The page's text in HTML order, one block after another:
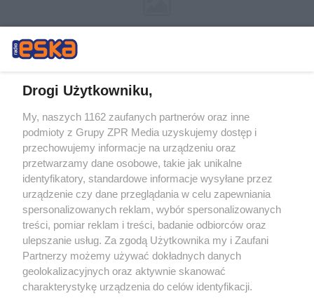
Żaden utwór zamieszczony w serwisie nie może być powielany i
rozpowszechniany lub dalej rozpowszechniany w jakikolwiek sposób (w
tym także elektroniczny lub mechaniczny) na jakimkolwiek polu
eksploatacji w jakiejkolwiek formie, włącznie z umieszczaniem w
Internecie bez pisemnej zgody właściciela praw. Jakiekolwiek użycie lub
wykorzystanie utworów w całości lub w części z naruszeniem prawa,
tzn. bez właściwej zgody, jest zabronione pod groźbą kary i może być
ścigane prawnie.
Drogi Użytkowniku,
My, naszych 1162 zaufanych partnerów oraz inne
podmioty z Grupy ZPR Media uzyskujemy dostęp i
przechowujemy informacje na urządzeniu oraz
przetwarzamy dane osobowe, takie jak unikalne
identyfikatory, standardowe informacje wysyłane przez
urządzenie czy dane przeglądania w celu zapewniania
spersonalizowanych reklam, wybór spersonalizowanych
treści, pomiar reklam i treści, badanie odbiorców oraz
ulepszanie usług. Za zgodą Użytkownika my i Zaufani
Partnerzy możemy używać dokładnych danych
geolokalizacyjnych oraz aktywnie skanować
charakterystykę urządzenia do celów identyfikacji.